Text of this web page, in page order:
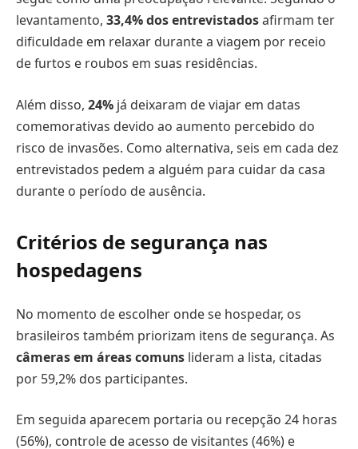
levantamento, 33,4% dos entrevistadosafirmam ter
dificuldade em relaxar durante a viagem por receio
de furtos e roubos em suas residências.
Além disso, 24% já deixaram de viajar em datas
comemorativas devido ao aumento percebido do
risco de invasões. Como alternativa, seis em cada dez
entrevistados pedem a alguém para cuidar da casa
durante o período de ausência.
Critérios de segurança nas
hospedagens
No momento de escolher onde se hospedar, os
brasileiros também priorizam itens de segurança. As
câmeras em áreas comuns lideram a lista, citadas
por 59,2% dos participantes.
Em seguida aparecem portaria ou recepção 24 horas
(56%), controle de acesso de visitantes (46%) e